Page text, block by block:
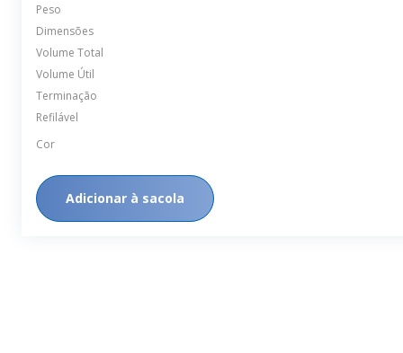
Peso
Dimensões
Volume Total
Volume Útil
Terminação
Refilável
Cor
Adicionar à sacola